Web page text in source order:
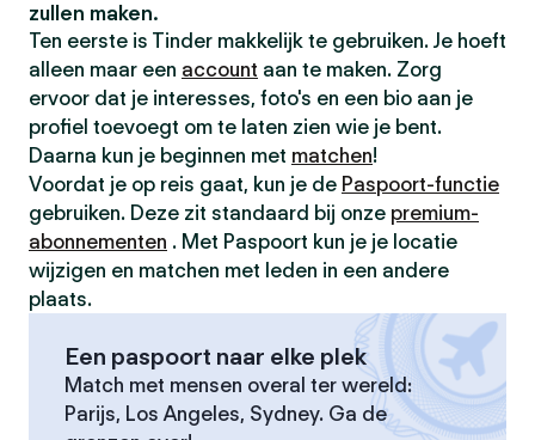
zullen maken.
Ten eerste is Tinder makkelijk te gebruiken. Je hoeft
alleen maar een account aan te maken. Zorg
ervoor dat je interesses, foto's en een bio aan je
profiel toevoegt om te laten zien wie je bent.
Daarna kun je beginnen met matchen!
Voordat je op reis gaat, kun je de Paspoort-functie
gebruiken. Deze zit standaard bij onze premium-
abonnementen . Met Paspoort kun je je locatie
wijzigen en matchen met leden in een andere
plaats.
Een paspoort naar elke plek
Match met mensen overal ter wereld:
Parijs, Los Angeles, Sydney. Ga de